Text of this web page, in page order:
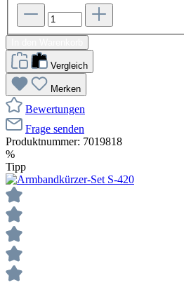
Vergleich
Merken
Bewertungen
Frage senden
Produktnummer: 7019818
%
Tipp